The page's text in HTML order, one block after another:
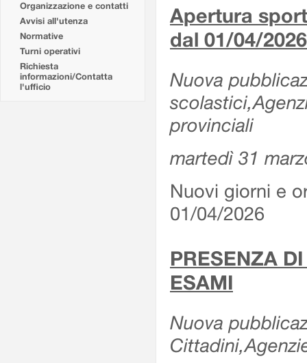
Organizzazione e contatti
Avvisi all'utenza
Normative
Turni operativi
Richiesta
informazioni/Contatta
l'ufficio
Apertura
dal 01/04/2026
Nuova
provinciali
martedì 31
Nuovi giorni e
01/04/2026
PRESENZA
ESAMI
Nuova